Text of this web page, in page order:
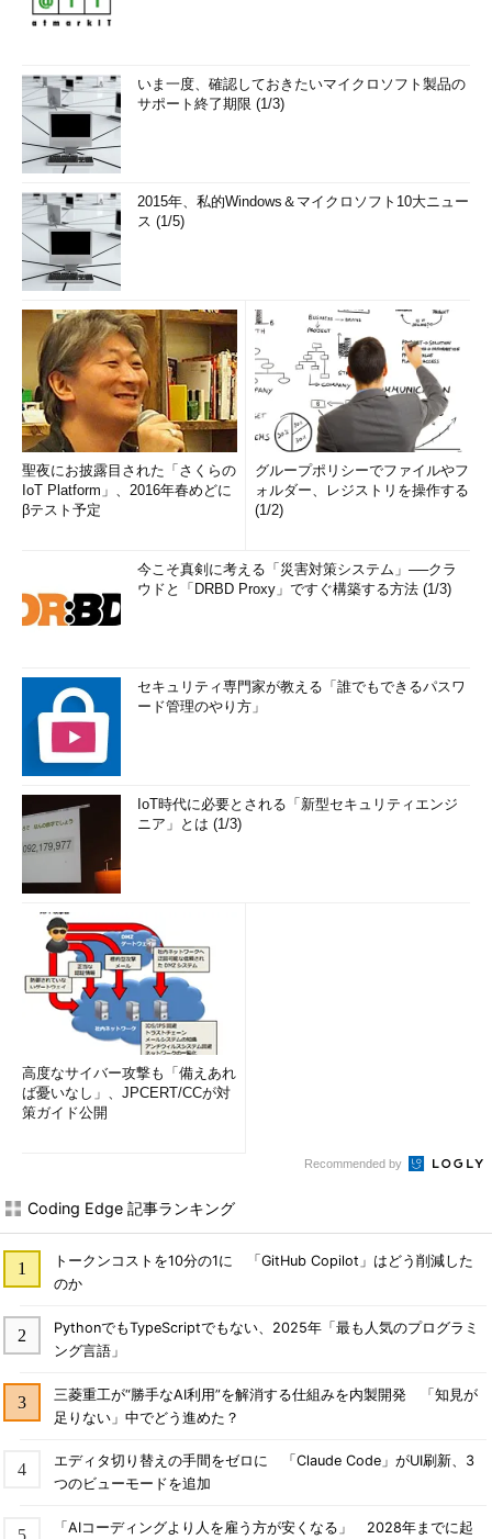
いま一度、確認しておきたいマイクロソフト製品の
サポート終了期限 (1/3)
2015年、私的Windows＆マイクロソフト10大ニュー
ス (1/5)
聖夜にお披露目された「さくらの
IoT Platform」、2016年春めどに
βテスト予定
グループポリシーでファイルやフ
ォルダー、レジストリを操作する
(1/2)
今こそ真剣に考える「災害対策システム」──クラ
ウドと「DRBD Proxy」ですぐ構築する方法 (1/3)
セキュリティ専門家が教える「誰でもできるパスワ
ード管理のやり方」
IoT時代に必要とされる「新型セキュリティエンジ
ニア」とは (1/3)
高度なサイバー攻撃も「備えあれ
ば憂いなし」、JPCERT/CCが対
策ガイド公開
Recommended by
Coding Edge 記事ランキング
トークンコストを10分の1に 「GitHub Copilot」はどう削減した
のか
PythonでもTypeScriptでもない、2025年「最も人気のプログラミ
ング言語」
三菱重工が“勝手なAI利用”を解消する仕組みを内製開発 「知見が
足りない」中でどう進めた？
エディタ切り替えの手間をゼロに 「Claude Code」がUI刷新、3
つのビューモードを追加
「AIコーディングより人を雇う方が安くなる」 2028年までに起